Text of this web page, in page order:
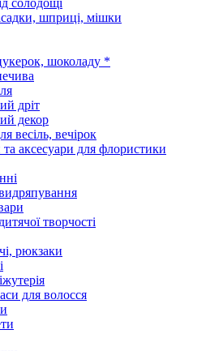
шприці, мішки
шоколаду *
дріт
декор
весіль, вечірок
та аксесуари для флористики
творчості
рюкзаки
для волосся